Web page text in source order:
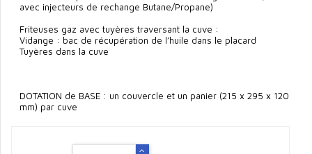
avec injecteurs de rechange Butane/Propane)
Friteuses gaz avec tuyères traversant la cuve :
Vidange : bac de récupération de l’huile dans le placard
Tuyères dans la cuve
DOTATION de BASE : un couvercle et un panier (215 x 295 x 120
mm) par cuve